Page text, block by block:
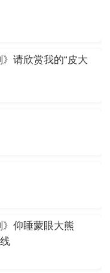
》请欣赏我的“皮大
》仰睡蒙眼大熊